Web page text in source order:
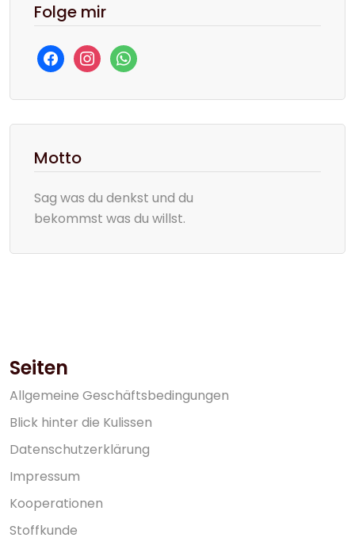
Folge mir
facebookinstagramwhatsapp
Motto
Sag was du denkst und du
bekommst was du willst.
Seiten
Allgemeine Geschäftsbedingungen
Blick hinter die Kulissen
Datenschutzerklärung
Impressum
Kooperationen
Stoffkunde